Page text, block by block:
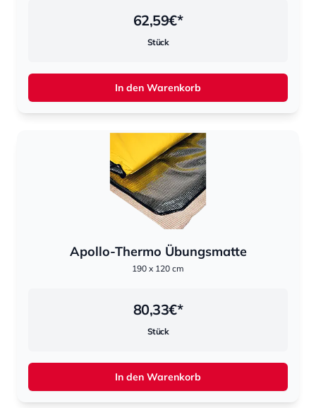
62,59€*
Stück
In den Warenkorb
Apollo-Thermo Übungsmatte
190 x 120 cm
80,33€*
Stück
In den Warenkorb